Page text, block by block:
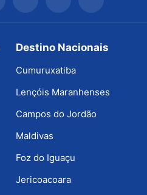
Destino Nacionais
Cumuruxatiba
Lençóis Maranhenses
Campos do Jordão
Maldivas
Foz do Iguaçu
Jericoacoara